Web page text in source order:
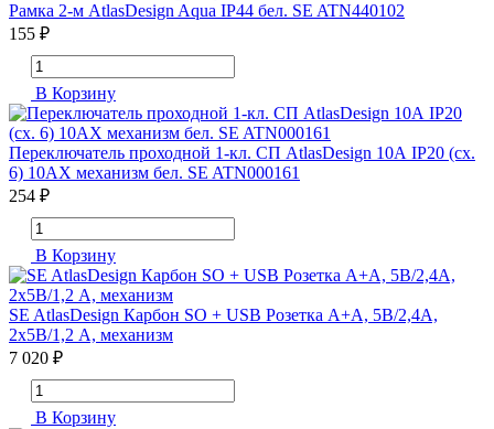
Рамка 2-м AtlasDesign Aqua IP44 бел. SE ATN440102
155 ₽
В Корзину
Переключатель проходной 1-кл. СП AtlasDesign 10А IP20 (сх.
6) 10AX механизм бел. SE ATN000161
254 ₽
В Корзину
SE AtlasDesign Карбон SO + USB Розетка A+A, 5В/2,4А,
2х5В/1,2 А, механизм
7 020 ₽
В Корзину